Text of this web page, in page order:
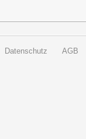
Datenschutz AGB